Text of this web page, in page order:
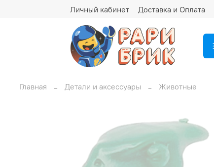
Личный кабинет Доставка и Оплата
Главная Детали и аксессуары Животные